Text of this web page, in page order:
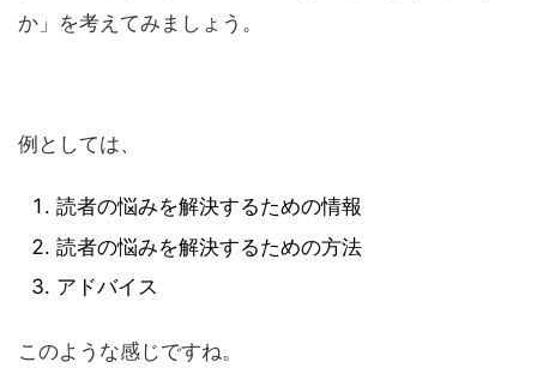
か」を考えてみましょう。
例としては、
読者の悩みを解決するための情報
読者の悩みを解決するための方法
アドバイス
このような感じですね。